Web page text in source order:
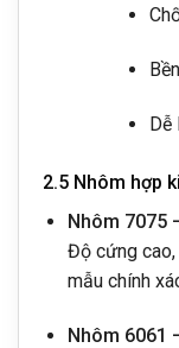
Dễ
2.5 Nhôm hợp
Nhôm 7075
Độ cứng cao,
mẫu chính
Nhôm 6061